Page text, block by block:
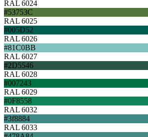
RAL 6024
#53753C
RAL 6025
#005D52
RAL 6026
#81C0BB
RAL 6027
#2D5546
RAL 6028
#007243
RAL 6029
#0F8558
RAL 6032
#3f8884
RAL 6033